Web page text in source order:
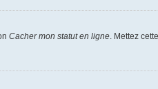
Cacher mon statut en ligne. Mettez